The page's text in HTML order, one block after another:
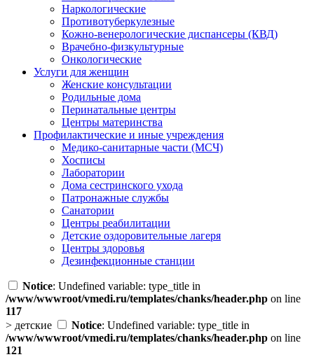
Наркологические
Противотуберкулезные
Кожно-венерологические диспансеры (КВД)
Врачебно-физкультурные
Онкологические
Услуги для женщин
Женские консультации
Родильные дома
Перинатальные центры
Центры материнства
Профилактические и иные учреждения
Медико-санитарные части (МСЧ)
Хосписы
Лаборатории
Дома сестринского ухода
Патронажные службы
Санатории
Центры реабилитации
Детские оздоровительные лагеря
Центры здоровья
Дезинфекционные станции
Notice: Undefined variable: type_title in
/www/wwwroot/vmedi.ru/templates/chanks/header.php on line
117
> детские Notice: Undefined variable: type_title in
/www/wwwroot/vmedi.ru/templates/chanks/header.php on line
121